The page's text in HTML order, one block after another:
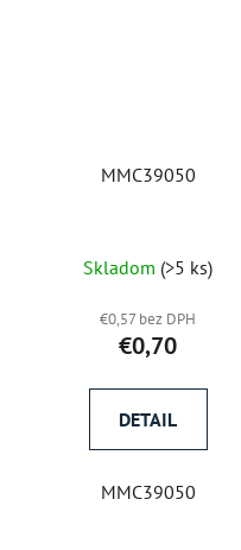
MMC39050
Skladom (>5 ks)
€0,57 bez DPH
€0,70
DETAIL
MMC39050